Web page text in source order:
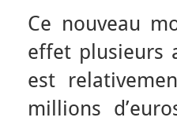
Ce nouveau
effet plusieurs
est
millions